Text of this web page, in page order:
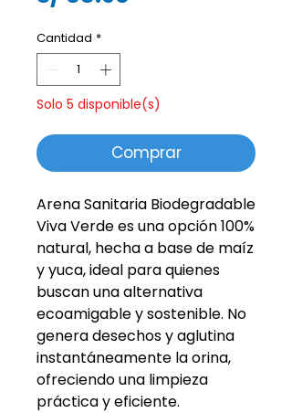
Cantidad *
Solo 5 disponible(s)
Comprar
Arena Sanitaria Biodegradable
Viva Verde es una opción 100%
natural, hecha a base de maíz
y yuca, ideal para quienes
buscan una alternativa
ecoamigable y sostenible. No
genera desechos y aglutina
instantáneamente la orina,
ofreciendo una limpieza
práctica y eficiente.